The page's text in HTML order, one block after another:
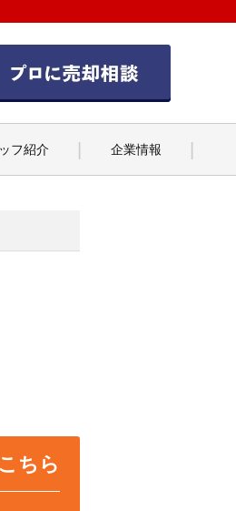
フ紹介 企業情報
ちら